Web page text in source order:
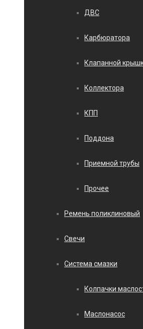
ДВС
Карбюратора
Клапанной
Коллектора
КПП
Поддона
Приемной трубы
Прочее
Ремень поликлиновый
Свечи
Система смазки
Колпачки
Маслонасос